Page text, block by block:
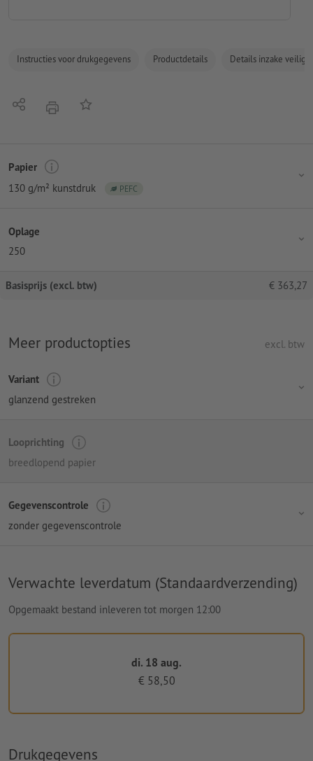
Instructies voor drukgegevens Productdetails Details inzake
Delen afdrukkenOp de lijst
Papier
130 g/m² kunstdruk
PEFC
Oplage
250
Basisprijs (excl. btw) € 363,27
Meer productopties excl. btw
Variant
glanzend gestreken
Looprichting
breedlopend papier
Gegevenscontrole
zonder gegevenscontrole
Verwachte leverdatum (Standaardverzending)
Opgemaakt bestand inleveren tot morgen 12:00
di. 18 aug.
€ 58,50
Drukgegevens